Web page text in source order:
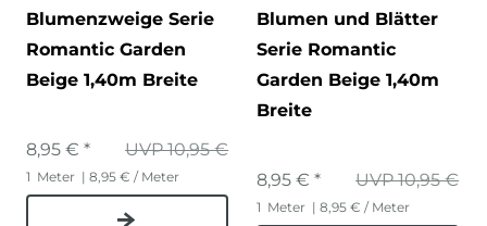
Blumenzweige Serie
Romantic Garden
Beige 1,40m Breite
UVP 10,95 €
8,95 € *
1 Meter | 8,95 € / Meter
Blumen und Blätter
Serie Romantic
Garden Beige 1,40m
Breite
UVP 10,95 €
8,95 € *
1 Meter | 8,95 € / Meter